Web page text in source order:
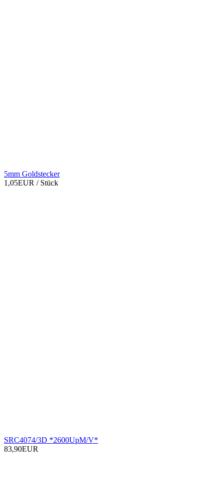
5mm Goldstecker
1,05EUR / Stück
SRC4074/3D *2600UpM/V*
83,90EUR